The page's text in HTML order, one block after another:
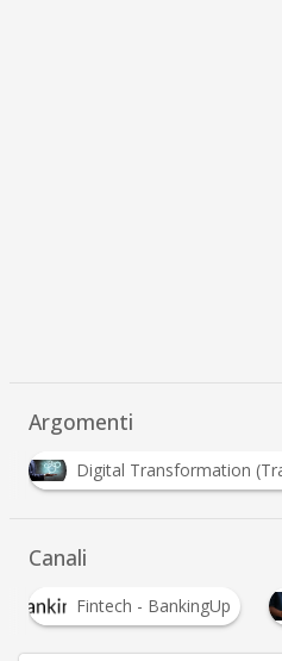
Argomenti
(Trasformazione Digitale)
Canali
Fintech - BankingUp